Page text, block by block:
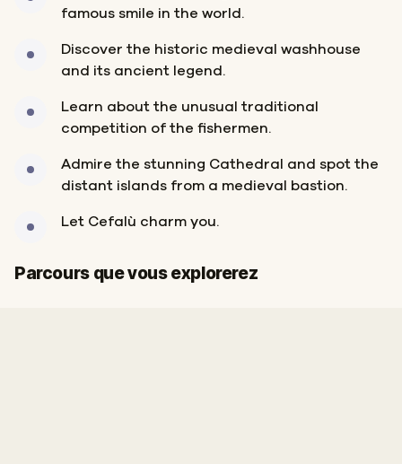
famous smile in the world.
Discover the historic medieval washhouse
and its ancient legend.
Learn about the unusual traditional
competition of the fishermen.
Admire the stunning Cathedral and spot the
distant islands from a medieval bastion.
Let Cefalù charm you.
Parcours que vous explorerez
Départ
Arrivée